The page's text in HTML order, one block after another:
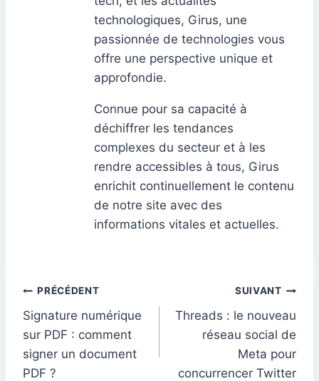
technologiques, Girus, une
passionnée de technologies vous
offre une perspective unique et
approfondie.
Connue pour sa capacité à
déchiffrer les tendances
complexes du secteur et à les
rendre accessibles à tous, Girus
enrichit continuellement le contenu
de notre site avec des
informations vitales et actuelles.
Navigation
de
l’article
PRÉCÉDENT
Signature numérique
sur PDF : comment
signer un document
PDF ?
SUIVANT
Threads : le nouveau
réseau social de
Meta pour
concurrencer Twitter